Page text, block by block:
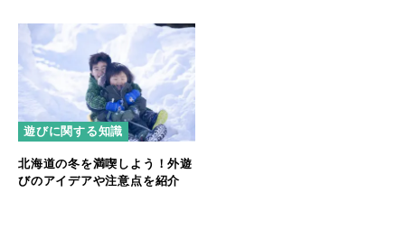
遊びに関する知識
北海道の冬を満喫しよう！外遊
びのアイデアや注意点を紹介